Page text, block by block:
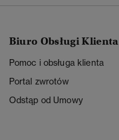
Biuro Obsługi Klienta
Pomoc i obsługa klienta
Portal zwrotów
Odstąp od Umowy